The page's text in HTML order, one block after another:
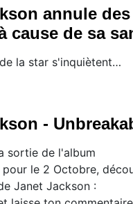
annule des
cause de sa
la star s'inquiètent…
-
sortie de l'album
pour le 2 Octobre,
Janet Jackson :